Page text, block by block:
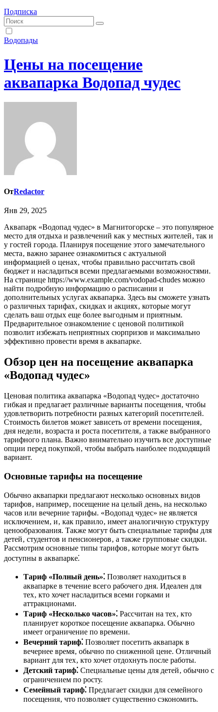
Подписка
Водопады
Цены на посещение
аквапарка Водопад чудес
ОтRedactor
Янв 29, 2025
Аквапарк «Водопад чудес» в Магнитогорске – это популярное
место для отдыха и развлечений как у местных жителей‚ так и
у гостей города. Планируя посещение этого замечательного
места‚ важно заранее ознакомиться с актуальной
информацией о ценах‚ чтобы правильно рассчитать свой
бюджет и насладиться всеми предлагаемыми возможностями.
На странице https://www.example.com/vodopad-chudes можно
найти подробную информацию о расписании и
дополнительных услугах аквапарка. Здесь вы сможете узнать
о различных тарифах‚ скидках и акциях‚ которые могут
сделать ваш отдых еще более выгодным и приятным.
Предварительное ознакомление с ценовой политикой
позволит избежать неприятных сюрпризов и максимально
эффективно провести время в аквапарке.
Обзор цен на посещение аквапарка
«Водопад чудес»
Ценовая политика аквапарка «Водопад чудес» достаточно
гибкая и предлагает различные варианты посещения‚ чтобы
удовлетворить потребности разных категорий посетителей.
Стоимость билетов может зависеть от времени посещения‚
дня недели‚ возраста и роста посетителя‚ а также выбранного
тарифного плана. Важно внимательно изучить все доступные
опции перед покупкой‚ чтобы выбрать наиболее подходящий
вариант.
Основные тарифы на посещение
Обычно аквапарки предлагают несколько основных видов
тарифов‚ например‚ посещение на целый день‚ на несколько
часов или вечерние тарифы. «Водопад чудес» не является
исключением‚ и‚ как правило‚ имеет аналогичную структуру
ценообразования. Также могут быть специальные тарифы для
детей‚ студентов и пенсионеров‚ а также групповые скидки.
Рассмотрим основные типы тарифов‚ которые могут быть
доступны в аквапарке⁚
Тариф «Полный день»⁚ Позволяет находиться в
аквапарке в течение всего рабочего дня. Идеален для
тех‚ кто хочет насладиться всеми горками и
аттракционами.
Тариф «Несколько часов»⁚ Рассчитан на тех‚ кто
планирует короткое посещение аквапарка. Обычно
имеет ограничение по времени.
Вечерний тариф⁚ Позволяет посетить аквапарк в
вечернее время‚ обычно по сниженной цене. Отличный
вариант для тех‚ кто хочет отдохнуть после работы.
Детский тариф⁚ Специальные цены для детей‚ обычно с
ограничением по росту.
Семейный тариф⁚ Предлагает скидки для семейного
посещения‚ что позволяет существенно сэкономить.